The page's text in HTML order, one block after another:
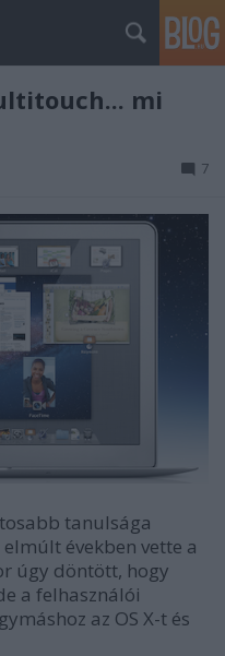
mi
7
tanulsága
években vette a
úgy döntött, hogy
a felhasználói
az OS X-t és